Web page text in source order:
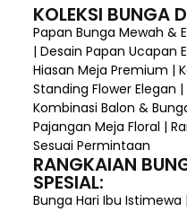
KOLEKSI BUNGA
Papan Bunga Mewah &
| Desain Papan Ucapan
Hiasan Meja Premium |
Standing Flower Elegan
Kombinasi Balon &
Pajangan Meja Floral |
Sesuai Permintaan
RANGKAIAN
SPESIAL:
Bunga Hari Ibu